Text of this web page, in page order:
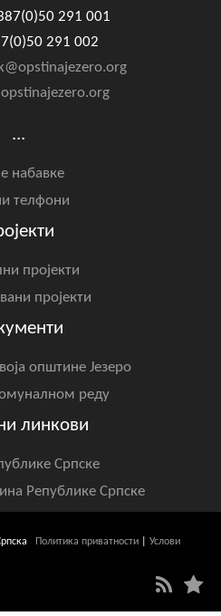
291 001
291 002
...
набавке
телфони
пројекти
пројекти
општине Језеро
реду
линкови
Српске
Републике Српске
Политика приватности
Услови